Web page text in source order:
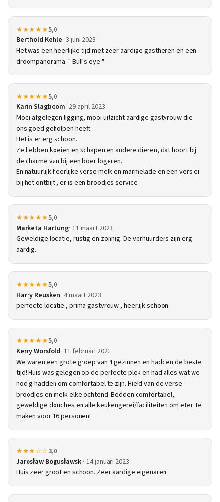
★★★★★5,0
Berthold Kehle 3 juni 2023
Het was een heerlijke tijd met zeer aardige gastheren en een
droompanorama. " Bull's eye "
★★★★★5,0
Karin Slagboom 29 april 2023
Mooi afgelegen ligging, mooi uitzicht aardige gastvrouw die
ons goed geholpen heeft.
Het is er erg schoon.
Ze hebben koeien en schapen en andere dieren, dat hoort bij
de charme van bij een boer logeren.
En natuurlijk heerlijke verse melk en marmelade en een vers ei
bij het ontbijt , er is een broodjes service.
★★★★★5,0
Marketa Hartung 11 maart 2023
Geweldige locatie, rustig en zonnig. De verhuurders zijn erg
aardig.
★★★★★5,0
Harry Reusken 4 maart 2023
perfecte locatie , prima gastvrouw , heerlijk schoon
★★★★★5,0
Kerry Worsfold 11 februari 2023
We waren een grote groep van 4 gezinnen en hadden de beste
tijd! Huis was gelegen op de perfecte plek en had alles wat we
nodig hadden om comfortabel te zijn. Hield van de verse
broodjes en melk elke ochtend. Bedden comfortabel,
geweldige douches en alle keukengerei/faciliteiten om eten te
maken voor 16 personen!
★★★☆☆3,0
Jarosław Bogusławski 14 januari 2023
Huis zeer groot en schoon. Zeer aardige eigenaren